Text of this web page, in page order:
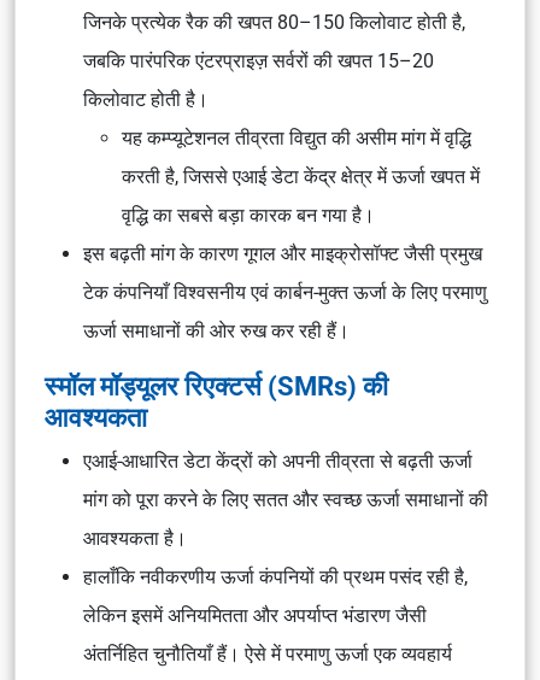
जिनके प्रत्येक रैक की खपत 80–150 किलोवाट होती है,
जबकि पारंपरिक एंटरप्राइज़ सर्वरों की खपत 15–20
किलोवाट होती है।
यह कम्प्यूटेशनल तीव्रता विद्युत की असीम मांग में वृद्धि
करती है, जिससे एआई डेटा केंद्र क्षेत्र में ऊर्जा खपत में
वृद्धि का सबसे बड़ा कारक बन गया है।
इस बढ़ती मांग के कारण गूगल और माइक्रोसॉफ्ट जैसी प्रमुख
टेक कंपनियाँ विश्वसनीय एवं कार्बन-मुक्त ऊर्जा के लिए परमाणु
ऊर्जा समाधानों की ओर रुख कर रही हैं।
स्मॉल मॉड्यूलर रिएक्टर्स (SMRs) की
आवश्यकता
एआई-आधारित डेटा केंद्रों को अपनी तीव्रता से बढ़ती ऊर्जा
मांग को पूरा करने के लिए सतत और स्वच्छ ऊर्जा समाधानों की
आवश्यकता है।
हालाँकि नवीकरणीय ऊर्जा कंपनियों की प्रथम पसंद रही है,
लेकिन इसमें अनियमितता और अपर्याप्त भंडारण जैसी
अंतर्निहित चुनौतियाँ हैं। ऐसे में परमाणु ऊर्जा एक व्यवहार्य